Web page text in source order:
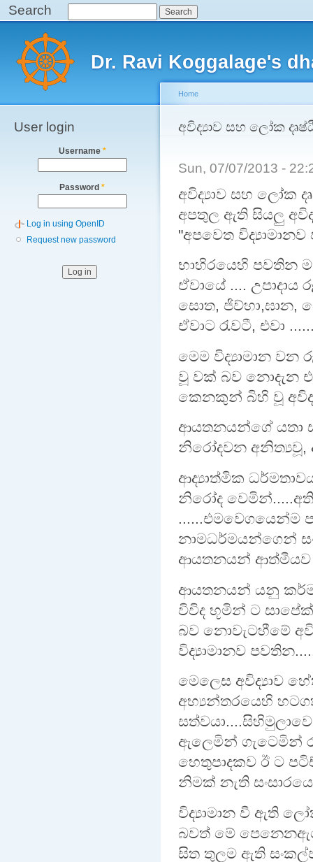
Search Search
Dr. Ravi Koggalage's
Main menu
User login
Username *
Password *
Log in using OpenID
Request new password
You are here
Home
අවිද්‍යාව සහ ලෝක
Sun, 07/07/2013 -
අවිද්‍යාව සහ ලෝක
අපතුල ඇති සියලු
"අපවෙත
භාහිරයෙහි පවතින
ඒවායේ ....
සොත, ජිව්හා,ඝාන,
ඒවාට රැවටී, එවා
මෙම විද්‍යාමාන වන
වූ වක් බව නොදැන
කෙනකුන් බිහි වූ
ආයතනයන්ගේ යතා
නිරෝදවන අනිත්‍යවූ,
ආද්‍යාත්මික
නිරෝද
......එමවෙගයෙන්ම
නාමධර්මයන්ගෙන්
ආයතනයන් ආත්මීයව
ආයතනයන් යනු
විවිද භූමින් ට
බව නොවැටහීමේ
විද්‍යාමානව
මෙලෙස අවිද්‍යාව
අභ්‍යන්තරයෙහි
ඇලෙමින් ගැටෙමින්
හෙතුපාදකව ඊ ට
නිමක් නැති
විද්‍යාමාන වී ඇති
බවත් මේ
සිත තුලම ඇති